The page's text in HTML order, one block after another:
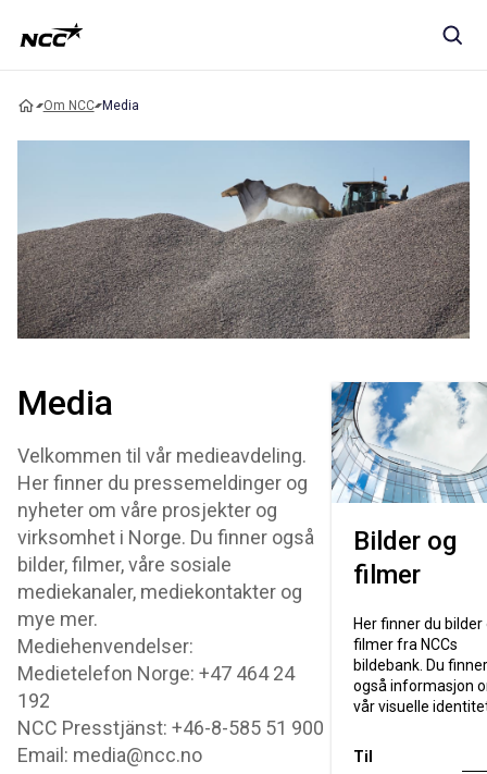
Om NCC Media
Media
Velkommen til vår medieavdeling.
Her finner du pressemeldinger og
nyheter om våre prosjekter og
virksomhet i Norge. Du finner også
bilder, filmer, våre sosiale
mediekanaler, mediekontakter og
mye mer.
Mediehenvendelser:
Medietelefon Norge: +47 464 24
192
NCC Presstjänst: +46-8-585 51 900
Email: media@ncc.no
Bilder og
filmer
Her finner du bilder
filmer fra NCCs
bildebank. Du finner
også informasjon
vår visuelle
Til